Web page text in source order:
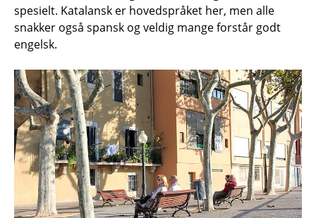
spesielt. Katalansk er hovedspråket her, men alle
snakker også spansk og veldig mange forstår godt
engelsk.